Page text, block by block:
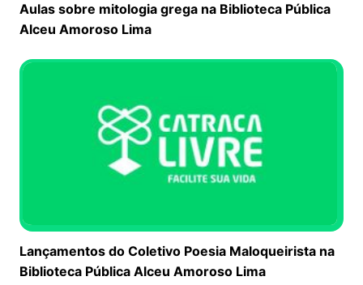
Aulas sobre mitologia grega na Biblioteca Pública
Alceu Amoroso Lima
Lançamentos do Coletivo Poesia Maloqueirista na
Biblioteca Pública Alceu Amoroso Lima